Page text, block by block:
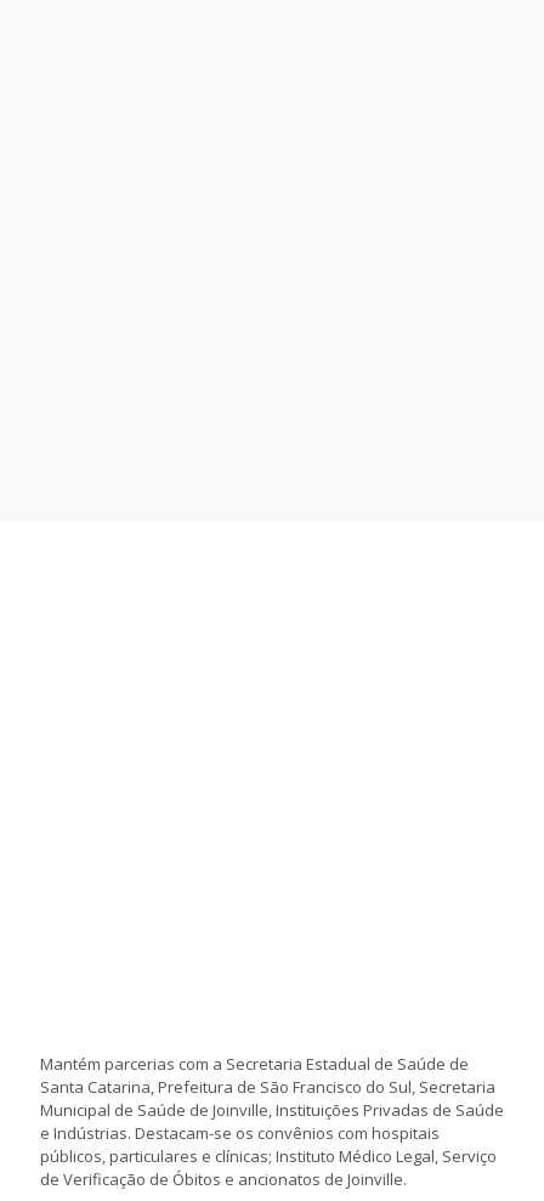
Mantém parcerias com a Secretaria Estadual de Saúde de
Santa Catarina, Prefeitura de São Francisco do Sul, Secretaria
Municipal de Saúde de Joinville, Instituições Privadas de Saúde
e Indústrias. Destacam-se os convênios com hospitais
públicos, particulares e clínicas; Instituto Médico Legal, Serviço
de Verificação de Óbitos e ancionatos de Joinville.